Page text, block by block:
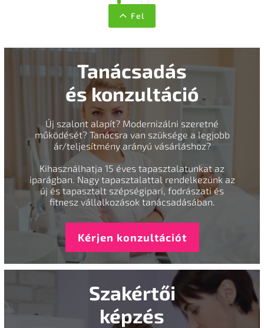
Fel
Tanácsadás
és konzultáció
Új szalont alapít? Modernizálni szeretné
működését? Tanácsra van szüksége a legjobb
ár/teljesítmény arányú vásárláshoz?
Kihasználhatja 15 éves tapasztalatunkat az
iparágban. Nagy tapasztalattal rendelkezünk az
új és tapasztalt szépségipari, fodrászati és
fitnesz vállalkozások tanácsadásában.
Kérjen konzultációt
Szakértői
képzés